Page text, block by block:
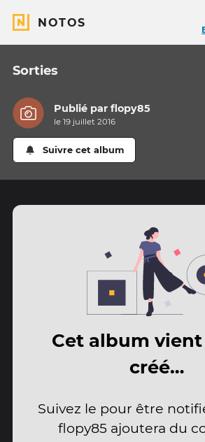
NOTOS
Sorties
Publié parflopy85
le 19 juillet 2016
Suivre cet album
Cet album vient
créé…
Suivez le pour être
flopy85 ajoutera du